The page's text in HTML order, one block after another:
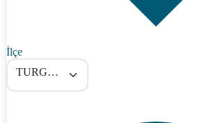
İlçe
TURGUTLU